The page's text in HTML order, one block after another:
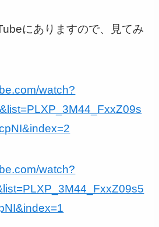
にありますので、見てみ
watch?
watch?